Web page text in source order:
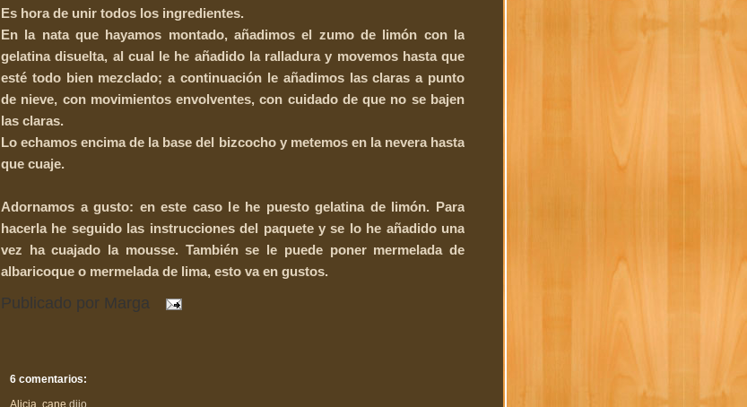
Es hora de unir todos los ingredientes.
En la nata que hayamos montado, añadimos el zumo de limón con la
gelatina disuelta, al cual le he añadido la ralladura y movemos hasta que
esté todo bien mezclado; a continuación le añadimos las claras a punto
de nieve, con movimientos envolventes, con cuidado de que no se bajen
las claras.
Lo echamos encima de la base del bizcocho y metemos en la nevera hasta
que cuaje.
Adornamos a gusto: en este caso le he puesto gelatina de limón. Para
hacerla he seguido las instrucciones del paquete y se lo he añadido una
vez ha cuajado la mousse. También se le puede poner mermelada de
albaricoque o mermelada de lima, esto va en gustos.
Publicado por Marga
6 comentarios:
Alicia, cane dijo...